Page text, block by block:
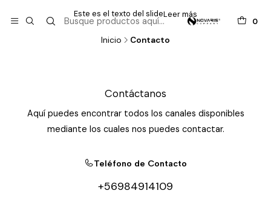
0
Este es el texto del slideLeer más
Inicio Contacto
Contáctanos
Aquí puedes encontrar todos los canales disponibles
mediante los cuales nos puedes contactar.
Teléfono de Contacto
+56984914109